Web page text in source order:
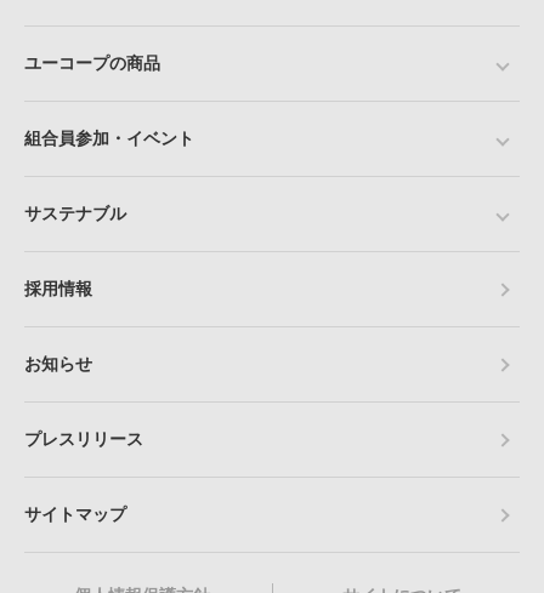
ユーコープの商品
組合員参加・イベント
サステナブル
採用情報
お知らせ
プレスリリース
サイトマップ